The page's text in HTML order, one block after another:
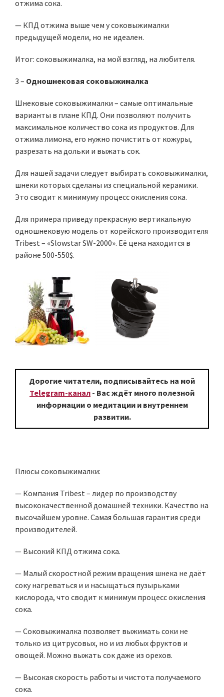
отжима сока.
— КПД отжима выше чем у соковыжималки
предыдущей модели, но не идеален.
Итог: соковыжималка, на мой взгляд, на любителя.
3 – Одношнековая соковыжималка
Шнековые соковыжималки – самые оптимальные
варианты в плане КПД. Они позволяют получить
максимальное количество сока из продуктов. Для
отжима лимона, его нужно почистить от кожуры,
разрезать на дольки и выжать сок.
Для нашей задачи следует выбирать соковыжималки,
шнеки которых сделаны из специальной керамики.
Это сводит к минимуму процесс окисления сока.
Для примера приведу прекрасную вертикальную
одношнековую модель от корейского производителя
Tribest – «Slowstar SW-2000». Её цена находится в
районе 500-550$.
Дорогие читатели, подписывайтесь на мой
Telegram-канал - Вас ждёт много полезной
информации о медитации и внутреннем
развитии.
Плюсы соковыжималки:
— Компания Tribest – лидер по производству
высококачественной домашней техники. Качество на
высочайшем уровне. Самая большая гарантия среди
производителей.
— Высокий КПД отжима сока.
— Малый скоростной режим вращения шнека не даёт
соку нагреваться и и насыщаться пузырьками
кислорода, что сводит к минимум процесс окисления
сока.
— Соковыжималка позволяет выжимать соки не
только из цитрусовых, но и из любых фруктов и
овощей. Можно выжать сок даже из орехов.
— Высокая скорость работы и чистота получаемого
сока.